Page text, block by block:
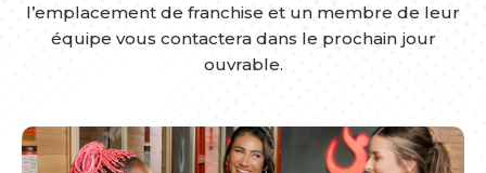
l’emplacement de franchise et un membre de leur
équipe vous contactera dans le prochain jour
ouvrable.